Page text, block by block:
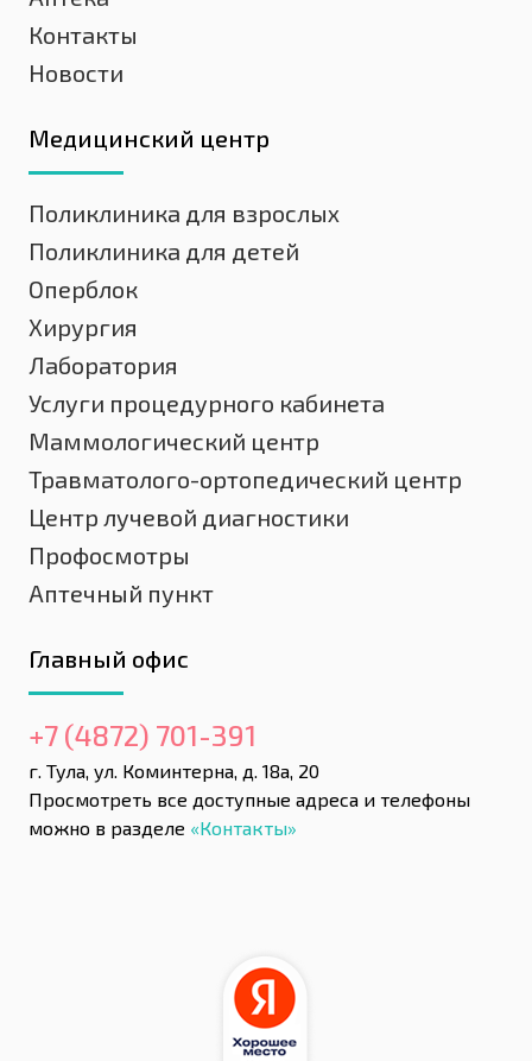
Контакты
Новости
Медицинский центр
Поликлиника для взрослых
Поликлиника для детей
Оперблок
Хирургия
Лаборатория
Услуги процедурного кабинета
Маммологический центр
Травматолого-ортопедический центр
Центр лучевой диагностики
Профосмотры
Аптечный пункт
Главный офис
+7 (4872) 701-391
г. Тула, ул. Коминтерна, д. 18а, 20
Просмотреть все доступные адреса и телефоны
можно в разделе «Контакты»